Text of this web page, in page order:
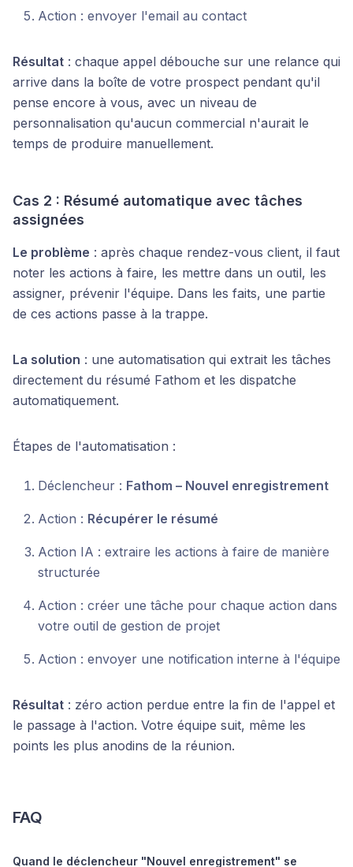
Action : envoyer l'email au contact
Résultat : chaque appel débouche sur une relance qui
arrive dans la boîte de votre prospect pendant qu'il
pense encore à vous, avec un niveau de
personnalisation qu'aucun commercial n'aurait le
temps de produire manuellement.
Cas 2 : Résumé automatique avec tâches
assignées
Le problème : après chaque rendez-vous client, il faut
noter les actions à faire, les mettre dans un outil, les
assigner, prévenir l'équipe. Dans les faits, une partie
de ces actions passe à la trappe.
La solution : une automatisation qui extrait les tâches
directement du résumé Fathom et les dispatche
automatiquement.
Étapes de l'automatisation :
Déclencheur : Fathom – Nouvel enregistrement
Action : Récupérer le résumé
Action IA : extraire les actions à faire de manière
structurée
Action : créer une tâche pour chaque action dans
votre outil de gestion de projet
Action : envoyer une notification interne à l'équipe
Résultat : zéro action perdue entre la fin de l'appel et
le passage à l'action. Votre équipe suit, même les
points les plus anodins de la réunion.
FAQ
Quand le déclencheur "Nouvel enregistrement" se